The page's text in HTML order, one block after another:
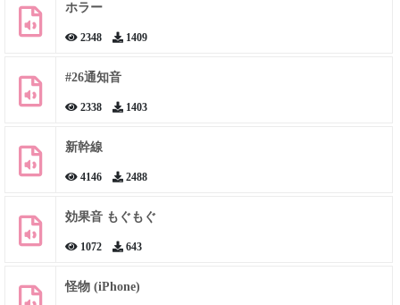
ホラー
2348 1409
#26通知音
2338 1403
新幹線
4146 2488
効果音 もぐもぐ
1072 643
怪物 (iPhone)